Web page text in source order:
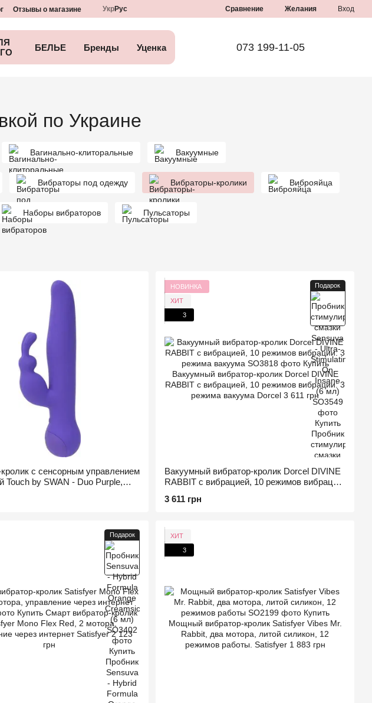
Отзывы о магазине УкрРус Сравнение Желания Вход
БЕЛЬЕ Бренды Уценка 073 199-11-05
по Украине
Вагинально-клиторальные Вакуумные
Вибраторы под одежду Вибраторы-кролики Виброяйца
Наборы вибраторов Пульсаторы
с сенсорным управлением
Touch by SWAN - Duo Purple,
Подарок
НОВИНКА
ХИТ
3
Вакуумный вибратор-кролик Dorcel DIVINE
RABBIT с вибрацией, 10 режимов вибрации:
3 611 грн
Подарок
ХИТ
3